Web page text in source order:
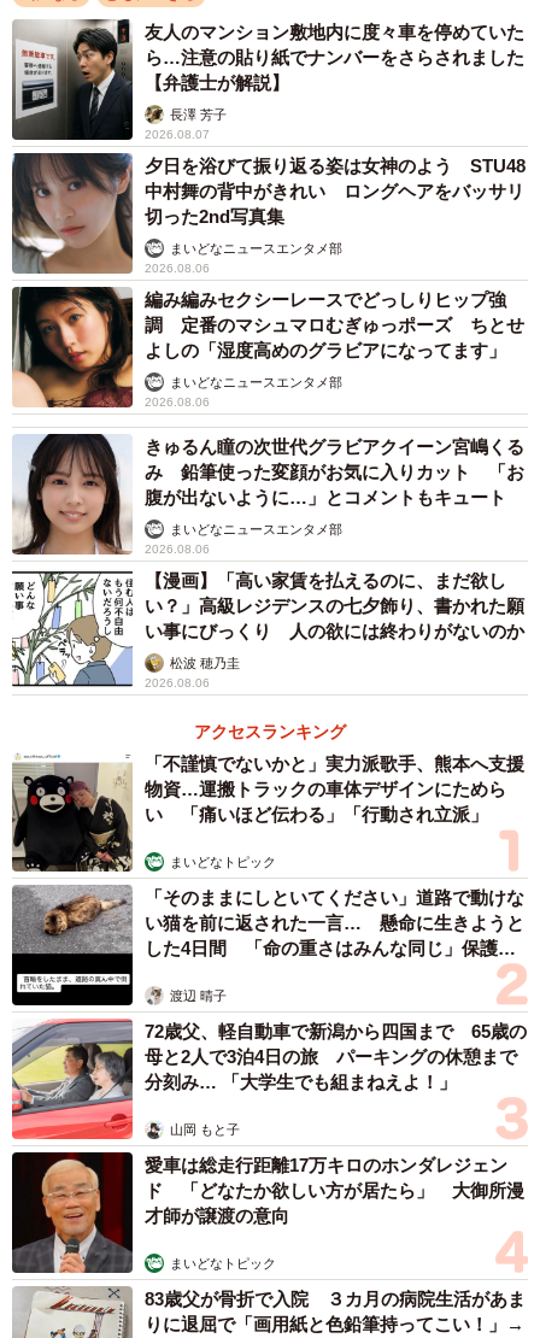
多いようです」。退治方法としては、「ハエタタキ等で叩
く、掃除機で吸ってごみといっしょに捨てる、ホウキや長
い箸、ピンセットなどを使って家の外に追い出す…などの
方法があります。クモには直接素手で触らないようにしま
しょう」とあります。
友人のマンション敷地内に度々車を停めていた
ら…注意の貼り紙でナンバーをさらされました
【弁護士が解説】
長澤 芳子
2026.08.07
夕日を浴びて振り返る姿は女神のよう STU48
中村舞の背中がきれい ロングヘアをバッサリ
切った2nd写真集
まいどなニュースエンタメ部
2026.08.06
編み編みセクシーレースでどっしりヒップ強
調 定番のマシュマロむぎゅっポーズ ちとせ
よしの「湿度高めのグラビアになってます」
まいどなニュースエンタメ部
2026.08.06
きゅるん瞳の次世代グラビアクイーン宮嶋くる
み 鉛筆使った変顔がお気に入りカット 「お
腹が出ないように…」とコメントもキュート
まいどなニュースエンタメ部
2026.08.06
【漫画】「高い家賃を払えるのに、まだ欲し
い？」高級レジデンスの七夕飾り、書かれた願
い事にびっくり 人の欲には終わりがないのか
松波 穂乃圭
2026.08.06
アクセスランキング
「不謹慎でないかと」実力派歌手、熊本へ支援
物資…運搬トラックの車体デザインにためら
い 「痛いほど伝わる」「行動され立派」
まいどなトピック
「そのままにしといてください」道路で動けな
い猫を前に返された一言… 懸命に生きようと
した4日間 「命の重さはみんな同じ」保護団
渡辺 晴子
72歳父、軽自動車で新潟から四国まで 65歳の
母と2人で3泊4日の旅 パーキングの休憩まで
分刻み… 「大学生でも組まねえよ！」
山岡 もと子
愛車は総走行距離17万キロのホンダレジェン
ド 「どなたか欲しい方が居たら」 大御所漫
才師が譲渡の意向
まいどなトピック
83歳父が骨折で入院 ３カ月の病院生活があま
りに退屈で「画用紙と色鉛筆持ってこい！」→